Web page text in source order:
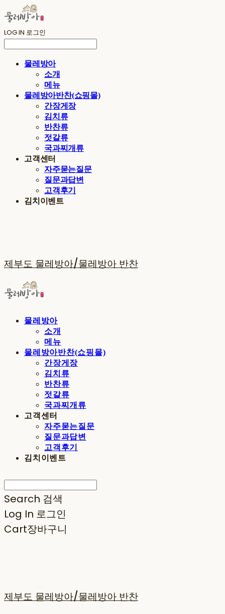
LOG IN 로그인
물레방아
소개
메뉴
물레방아반찬(쇼핑몰)
간장게장
김치류
반찬류
젓갈류
국과찌개류
고객센터
자주묻는질문
질문과답변
고객후기
김치이벤트
제부도 물레방아/물레방아 반찬
물레방아
소개
메뉴
물레방아반찬(쇼핑몰)
간장게장
김치류
반찬류
젓갈류
국과찌개류
고객센터
자주묻는질문
질문과답변
고객후기
김치이벤트
Search 검색
Log In 로그인
Cart장바구니
제부도 물레방아/물레방아 반찬